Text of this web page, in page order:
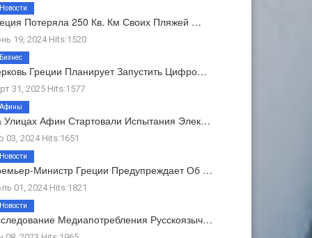
Потеряла 250 Кв. Км Своих Пляжей …
19, 2024 Hits:1520
Новости
Греции Планирует Запустить Цифро…
31, 2025 Hits:1577
Бизнес
Улицах Афин Стартовали Испытания Элек…
03, 2024 Hits:1651
Афины
Министр Греции Предупреждает Об …
01, 2024 Hits:1821
Новости
Медиапотребления Русскоязыч…
Новости